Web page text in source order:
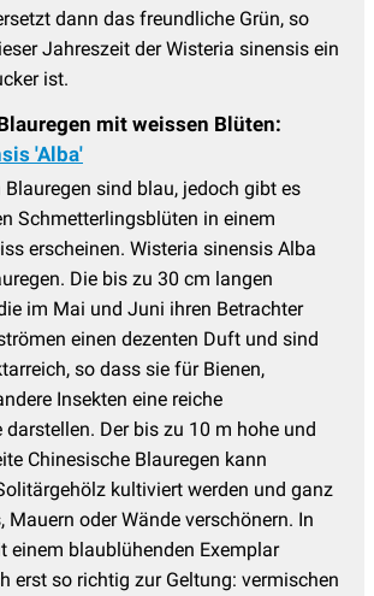
dann das freundliche Grün, so
Jahreszeit der Wisteria sinensis ein
ist.
mit weissen Blüten:
'Alba'
sind blau, jedoch gibt es
Schmetterlingsblüten in einem
erscheinen. Wisteria sinensis Alba
Die bis zu 30 cm langen
im Mai und Juni ihren Betrachter
einen dezenten Duft und sind
so dass sie für Bienen,
Insekten eine reiche
darstellen. Der bis zu 10 m hohe und
Chinesische Blauregen kann
kultiviert werden und ganz
Mauern oder Wände verschönern. In
einem blaublühenden Exemplar
erst so richtig zur Geltung: vermischen